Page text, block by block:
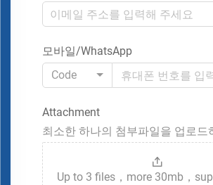
모바일/WhatsApp
Code
Attachment
최소한 하나의 첨부파일을 업로드
Up to 3 files，more 30mb，